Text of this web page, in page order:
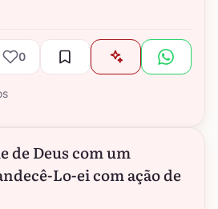
0
de Deus com um
Lo-ei com ação de